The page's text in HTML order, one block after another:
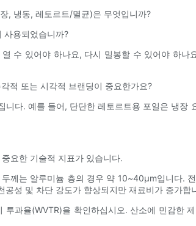
, 냉동, 레토르트/멸균)은 무엇입니까?
사용되었습니까?
수 있어야 하나요, 다시 밀봉할 수 있어야 하나
적 또는 시각적 브랜딩이 중요한가요?
니다. 예를 들어, 단단한 레토르트용 포일은 냉장
요한 기술적 지표가 있습니다.
께는 알루미늄 층의 경우 약 10~40µm입니다.
공성 및 차단 강도가 향상되지만 재료비가 증가합
과율(WVTR)을 확인하십시오. 산소에 민감한